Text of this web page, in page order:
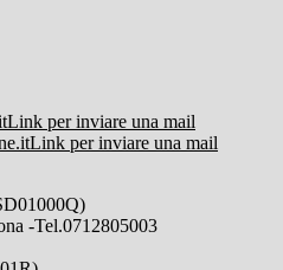
Link per inviare una mail
Link per inviare una mail
-Tel.0712805003